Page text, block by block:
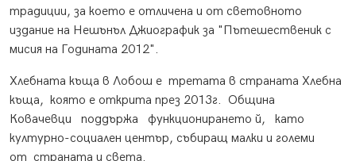
традиции, за което е отличена и от световното
издание на Нешънъл Джиографик за "Пътешественик с
мисия на Годината 2012".
Хлебната къща в Лобош е третата в страната Хлебна
къща, която е открита през 2013г. Община
Ковачевци поддържа функционирането й, като
културно-социален център, събиращ малки и големи
от страната и света.